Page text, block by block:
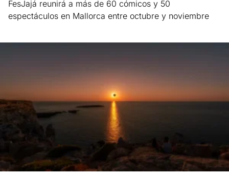
FesJajá reunirá a más de 60 cómicos y 50
espectáculos en Mallorca entre octubre y noviembre